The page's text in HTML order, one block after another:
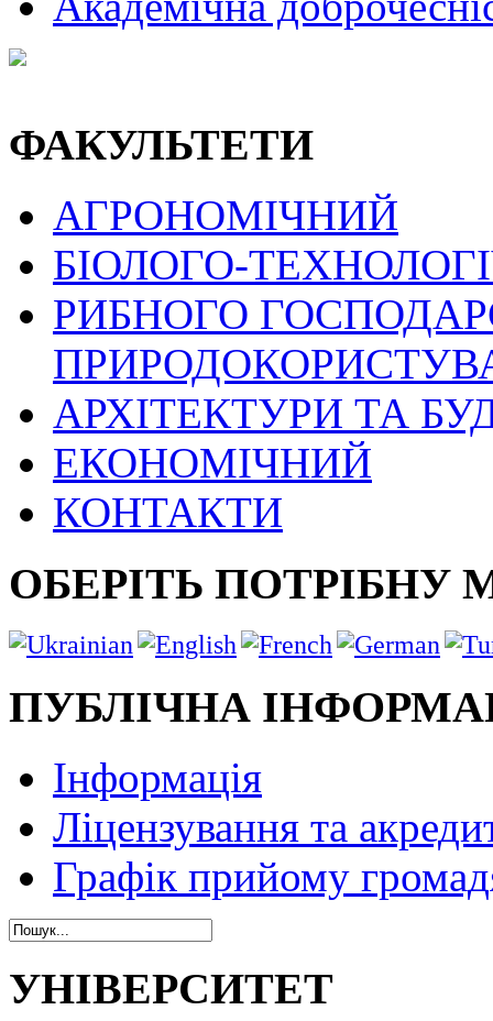
ФАКУЛЬТЕТИ
АГРОНОМІЧНИЙ
БІОЛОГО-
РИБНОГО
АРХІТЕКТУРИ ТА
ЕКОНОМІЧНИЙ
КОНТАКТИ
ОБЕРІТЬ ПОТРІБНУ
ПУБЛІЧНА
Інформація
Ліцензування та
Графік прийому
УНІВЕРСИТЕТ